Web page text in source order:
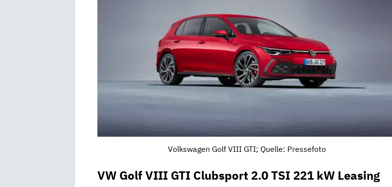
Volkswagen Golf VIII GTI; Quelle: Pressefoto
VW Golf VIII GTI Clubsport 2.0 TSI 221 kW Leasing